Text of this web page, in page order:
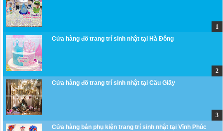
Cửa hàng đồ trang trí sinh nhật tại Hà Đông
Cửa hàng đồ trang trí sinh nhật tại Cầu Giấy
Cửa hàng bán phụ kiện trang trí sinh nhật tại Vĩnh Phúc